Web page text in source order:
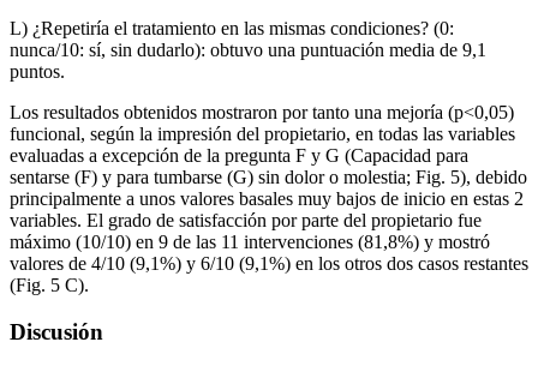
L) ¿Repetiría el tratamiento en las mismas condiciones? (0:
nunca/10: sí, sin dudarlo): obtuvo una puntuación media de 9,1
puntos.
Los resultados obtenidos mostraron por tanto una mejoría (p<0,05)
funcional, según la impresión del propietario, en todas las variables
evaluadas a excepción de la pregunta F y G (Capacidad para
sentarse (F) y para tumbarse (G) sin dolor o molestia; Fig. 5), debido
principalmente a unos valores basales muy bajos de inicio en estas 2
variables. El grado de satisfacción por parte del propietario fue
máximo (10/10) en 9 de las 11 intervenciones (81,8%) y mostró
valores de 4/10 (9,1%) y 6/10 (9,1%) en los otros dos casos restantes
(Fig. 5 C).
Discusión